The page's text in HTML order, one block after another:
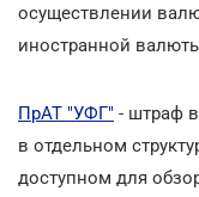
осуществлении
иностранной
ПрАТ "УФГ" - штраф в
в отдельном
доступном для